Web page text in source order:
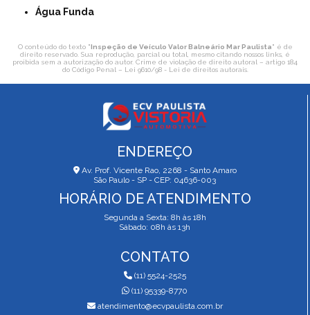
Água Funda
O conteúdo do texto "Inspeção de Veículo Valor Balneário Mar Paulista" é de
direito reservado. Sua reprodução, parcial ou total, mesmo citando nossos links, é
proibida sem a autorização do autor. Crime de violação de direito autoral – artigo 184
do Código Penal – Lei 9610/98 - Lei de direitos autorais.
ENDEREÇO
Av. Prof. Vicente Rao, 2268 - Santo Amaro
São Paulo - SP - CEP: 04636-003
HORÁRIO DE ATENDIMENTO
Segunda a Sexta: 8h às 18h
Sábado: 08h às 13h
CONTATO
(11) 5524-2525
(11) 95339-8770
atendimento@ecvpaulista.com.br